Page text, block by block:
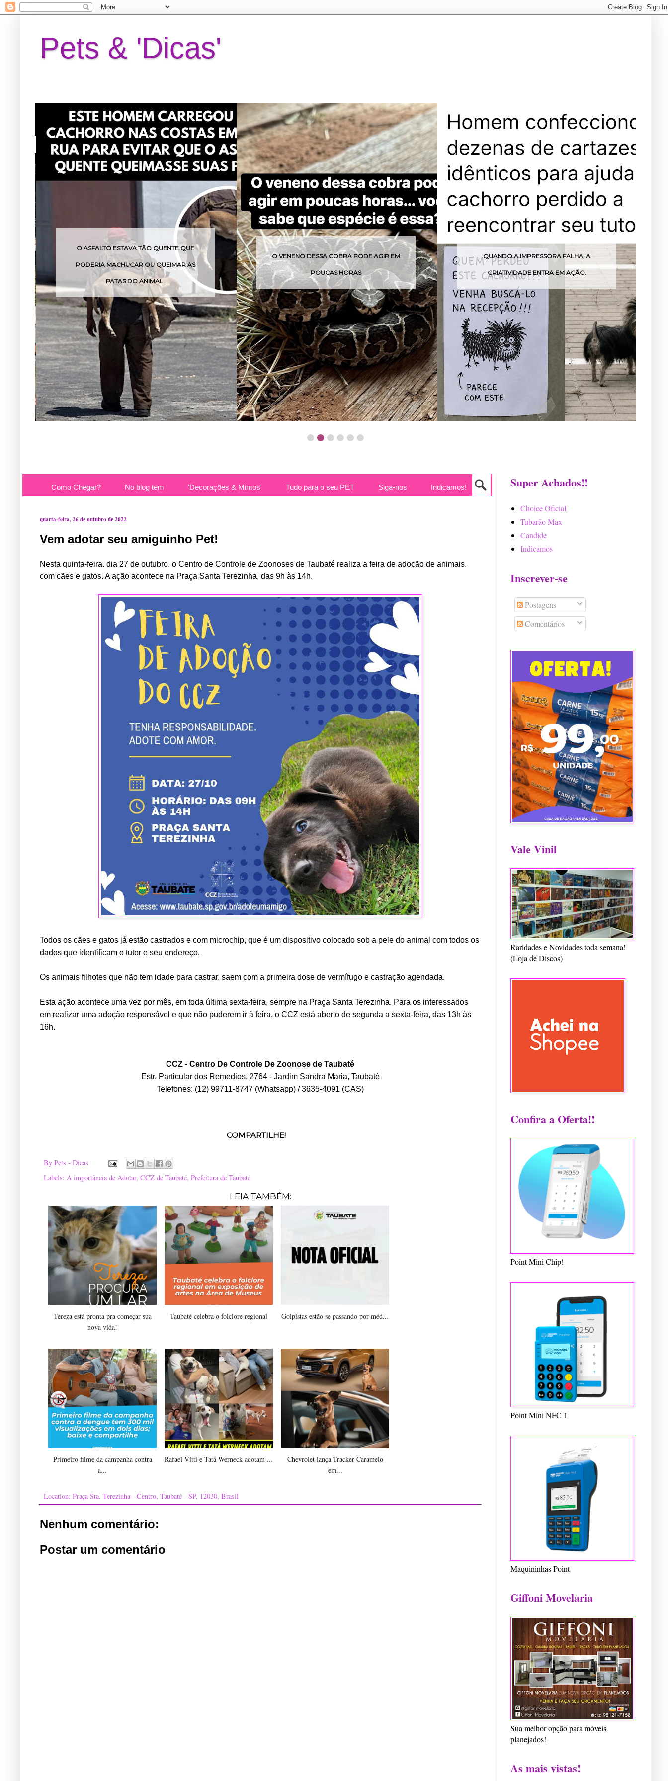
Pets & 'Dicas'
O ASFALTO ESTAVA TÃO QUENTE QUE
PODERIA MACHUCAR OU QUEIMAR AS
PATAS DO ANIMAL.
O VENENO DESSA COBRA PODE AGIR EM
POUCAS HORAS
QUANDO A IMPRESSORA FALHA, A
CRIATIVIDADE ENTRA EM AÇÃO.
MENINO
FESTA PARA
Como Chegar? No blog tem 'Decorações & Mimos' Tudo para o seu PET Siga-nos Indicamos!
quarta-feira, 26 de outubro de 2022
Vem adotar seu amiguinho Pet!
Nesta quinta-feira, dia 27 de outubro, o Centro de Controle de Zoonoses de Taubaté realiza a feira de adoção de animais,
com cães e gatos. A ação acontece na Praça Santa Terezinha, das 9h às 14h.
Todos os cães e gatos já estão castrados e com microchip, que é um dispositivo colocado sob a pele do animal com todos os
dados que identificam o tutor e seu endereço.
Os animais filhotes que não tem idade para castrar, saem com a primeira dose de vermífugo e castração agendada.
Esta ação acontece uma vez por mês, em toda última sexta-feira, sempre na Praça Santa Terezinha. Para os interessados
em realizar uma adoção responsável e que não puderem ir à feira, o CCZ está aberto de segunda a sexta-feira, das 13h às
16h.
CCZ - Centro De Controle De Zoonose de Taubaté
Estr. Particular dos Remedios, 2764 - Jardim Sandra Maria, Taubaté
Telefones: (12) 99711-8747 (Whatsapp) / 3635-4091 (CAS)
COMPARTILHE!
By Pets - Dicas
Labels: A importância de Adotar, CCZ de Taubaté, Prefeitura de Taubaté
LEIA TAMBÉM:
Tereza está pronta pra começar sua
nova vida!
Taubaté celebra o folclore regional Golpistas estão se passando por méd...
Primeiro filme da campanha contra
a...
Rafael Vitti e Tatá Werneck adotam ...
Chevrolet lança Tracker Caramelo
em...
Location: Praça Sta. Terezinha - Centro, Taubaté - SP, 12030, Brasil
Nenhum comentário:
Postar um comentário
Super Achados!!
Choice Oficial
Tubarão Max
Candide
Indicamos
Inscrever-se
Postagens
Comentários
Vale Vinil
Raridades e Novidades toda semana!
(Loja de Discos)
Confira a Oferta!!
Point Mini Chip!
Point Mini NFC 1
Maquininhas Point
Giffoni Movelaria
Sua melhor opção para móveis
planejados!
As mais vistas!